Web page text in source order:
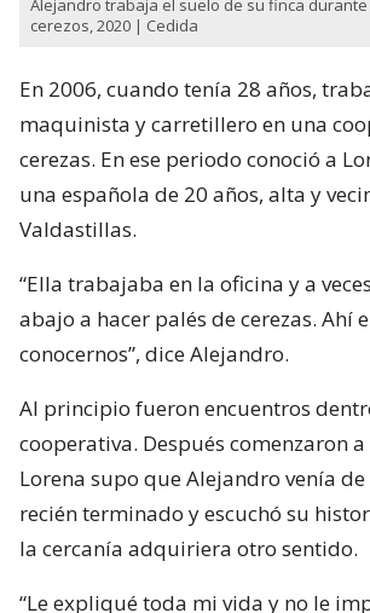
Alejandro trabaja el suelo de su finca
cerezos, 2020 | Cedida
En 2006, cuando tenía 28 años,
maquinista y carretillero en una
cerezas. En ese periodo conoció a
una española de 20 años, alta y
Valdastillas.
“Ella trabajaba en la oficina y a
abajo a hacer palés de cerezas. Ahí
conocernos”, dice Alejandro.
Al principio fueron encuentros
cooperativa. Después comenzaron
Lorena supo que Alejandro venía
recién terminado y escuchó su
la cercanía adquiriera otro sentido.
“Le expliqué toda mi vida y no le